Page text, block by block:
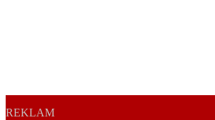
REKLAM